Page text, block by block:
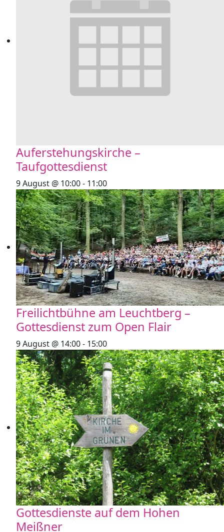
Auferstehungskirche –
Taufgottesdienst
9 August @ 10:00- 11:00
Freilichtbühne am Leuchtberg –
Gottesdienst zum Open Flair
9 August @ 14:00- 15:00
Gottesdienste auf dem Hohen
Meißner